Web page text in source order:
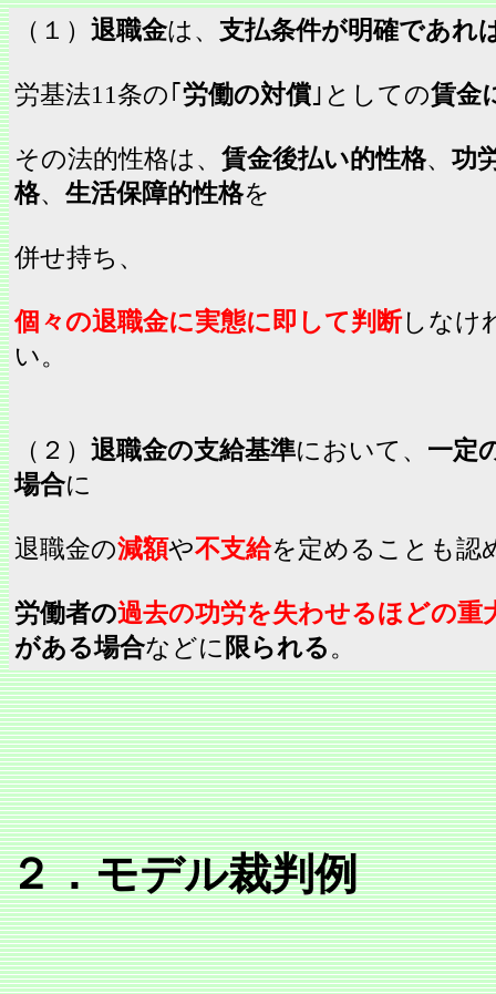
（１） 退職金は、 支払条件が明確であれ
労基法11条の｢ 労働の対償 ｣としての賃金
その法的性格は、 賃金後払い的性格、 功
格、 生活保障的性格を
併せ持ち、
個々の退職金に実態に即して判断しなけ
い。
（２） 退職金の支給基準において、 一定
場合に
退職金の減額や不支給を定めることも認
労働者の過去の功労を失わせるほどの重
がある場合などに 限られる。
２．モデル裁判例